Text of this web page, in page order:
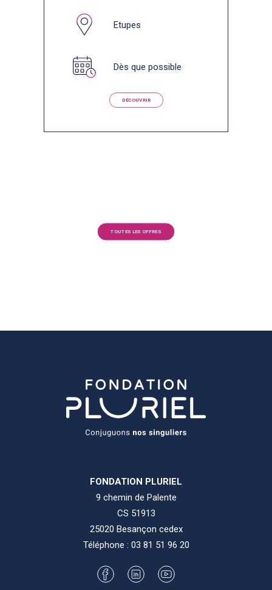
Etupes
Dès que possible
DÉCOUVRIR
TOUTES LES OFFRES
FONDATION PLURIEL
9 chemin de Palente
CS 51913
25020 Besançon cedex
Téléphone : 03 81 51 96 20